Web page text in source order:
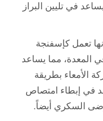
في تليين البراز
تعمل كإسفنجة
المعدة، مما يساعد
الأمعاء بطريقة
في إبطاء امتصاص
السكري أيضاً.